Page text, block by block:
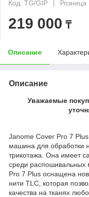
Код: TG/GIP
Розница
219 000 ₸
Описание
Описание
Уважаемые
Janome Cover Pro 7
машина для обработки
трикотажа. Она имеет
среди
Pro 7 Plus оснащена
нити TLC, которая
качества на тканях